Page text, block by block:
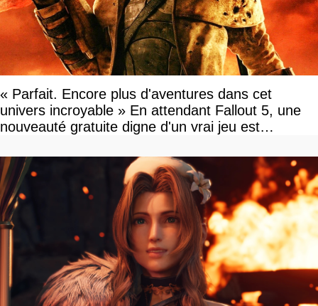
« Parfait. Encore plus d'aventures dans cet
univers incroyable » En attendant Fallout 5, une
nouveauté gratuite digne d'un vrai jeu est